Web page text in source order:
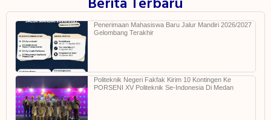
Penerimaan Mahasiswa Baru Jalur Mandiri 2026/2027
Gelombang Terakhir
Politeknik Negeri Fakfak Kirim 10 Kontingen Ke
PORSENI XV Politeknik Se-Indonesia Di Medan